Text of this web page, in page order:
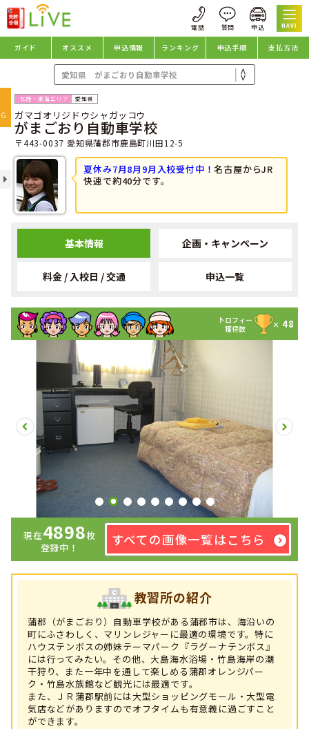
NAVI
ガイド オススメ 申込情報 ランキング 申込手順 支払方法
愛知県
ガマゴオリジドウシャガッコウ
がまごおり自動車学校
〒443-0037 愛知県蒲郡市鹿島町川田12-5
夏休み7月8月9月入校受付中！名古屋からJR
快速で約40分です。
基本情報 企画・キャンペーン
料金 / 入校日 / 交通 申込一覧
トロフィー
獲得数
× 48
現在4898枚
登録中！
すべての画像一覧はこちら
教習所の紹介
蒲郡（がまごおり）自動車学校がある蒲郡市は、海沿いの
町にふさわしく、マリンレジャーに最適の環境です。特に
ハウステンボスの姉妹テーマパーク『ラグーナテンボス』
には行ってみたい。その他、大島海水浴場・竹島海岸の潮
干狩り、また一年中を通して楽しめる蒲郡オレンジパー
ク・竹島水族館など観光には最適です。
また、ＪＲ蒲郡駅前には大型ショッピングモール・大型電
気店などがありますのでオフタイムも有意義に過ごすこと
ができます。